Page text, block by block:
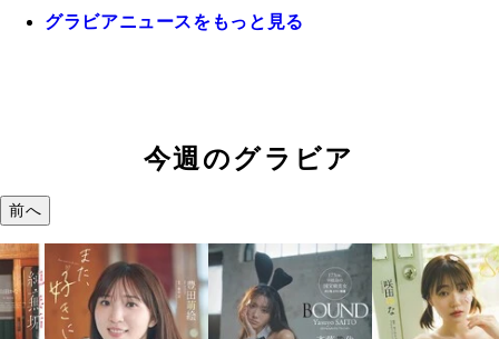
グラビアニュースをもっと見る
今週のグラビア
前へ